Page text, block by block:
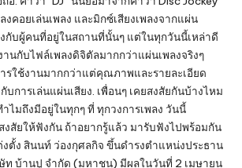
งคอยเล่นเพลง และมิกซ์เสียงเพลงจากแผ่น
กับผู้คนที่อยู่ในสถานที่นั้นๆ แต่ในทุกวันนี้เหล่าดี
านกับไฟล์เพลงดิจิตัลมากกว่าแผ่นเพลงจริงๆ
รใช้งานมากกว่าแต่คุณภาพและรายละเอียด
บการเล่นแผ่นเสียง. เพื่อนๆ เคยสงสัยกันบ้างไหม
ไมถึงมีอยู่ในทุกๆ ที่ ทุกวงการเพลง วันนี้
งสัยให้ฟังกัน ถ้าอยากรู้แล้ว มารับฟังไปพร้อมกัน
ตั้ง สินนท์ ว่องกุศลกิจ ขึ้นดำรงตำแหน่งประธาน
ท บ้านปู จำกัด (มหาชน) มีผลในวันที่ 2 เมษายน